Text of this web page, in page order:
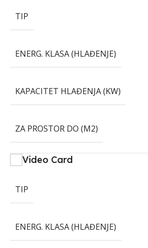
TIP
ENERG. KLASA (HLAĐENJE)
KAPACITET HLAĐENJA (KW)
ZA PROSTOR DO (M2)
Video Card
TIP
ENERG. KLASA (HLAĐENJE)